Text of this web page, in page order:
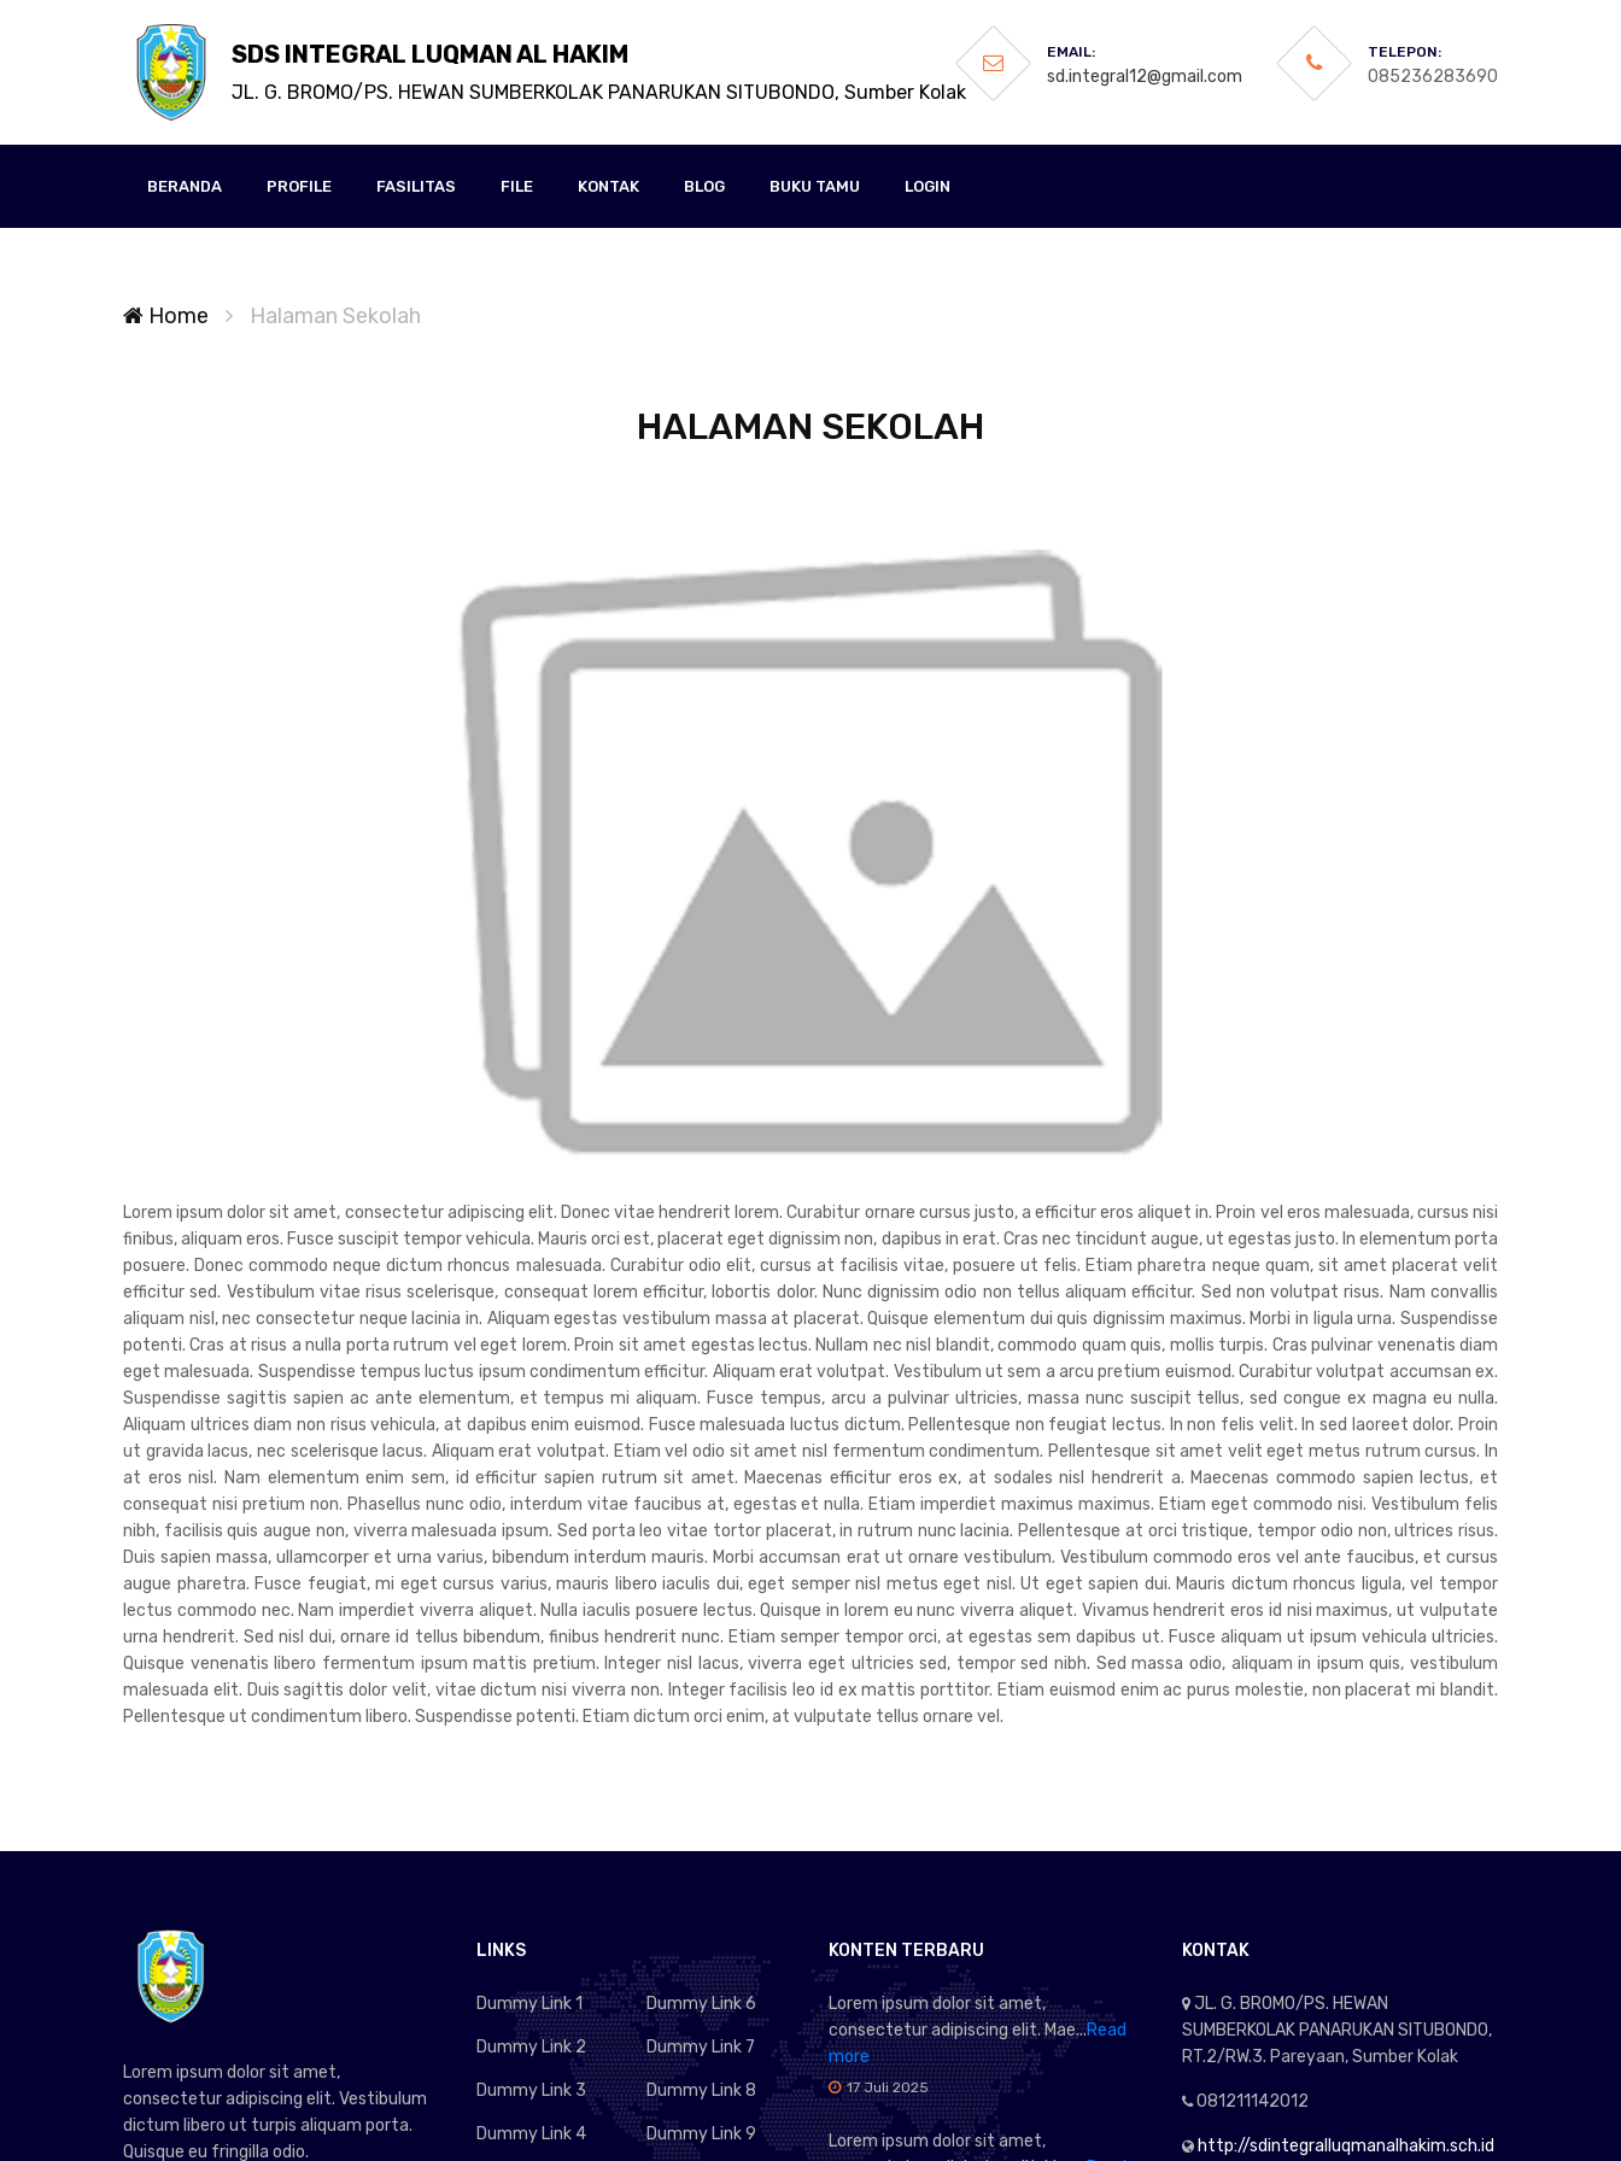
SDS INTEGRAL LUQMAN AL HAKIM
JL. G. BROMO/PS. HEWAN SUMBERKOLAK PANARUKAN SITUBONDO, Sumber Kolak
EMAIL:
sd.integral12@gmail.com
TELEPON:
085236283690
BERANDA PROFILE FASILITAS FILE KONTAK BLOG BUKU TAMU LOGIN
Home Halaman Sekolah
HALAMAN SEKOLAH
Lorem ipsum dolor sit amet, consectetur adipiscing elit. Donec vitae hendrerit lorem. Curabitur ornare cursus justo, a efficitur eros aliquet in. Proin vel eros malesuada, cursus nisi
finibus, aliquam eros. Fusce suscipit tempor vehicula. Mauris orci est, placerat eget dignissim non, dapibus in erat. Cras nec tincidunt augue, ut egestas justo. In elementum porta
posuere. Donec commodo neque dictum rhoncus malesuada. Curabitur odio elit, cursus at facilisis vitae, posuere ut felis. Etiam pharetra neque quam, sit amet placerat velit
efficitur sed. Vestibulum vitae risus scelerisque, consequat lorem efficitur, lobortis dolor. Nunc dignissim odio non tellus aliquam efficitur. Sed non volutpat risus. Nam convallis
aliquam nisl, nec consectetur neque lacinia in. Aliquam egestas vestibulum massa at placerat. Quisque elementum dui quis dignissim maximus. Morbi in ligula urna. Suspendisse
potenti. Cras at risus a nulla porta rutrum vel eget lorem. Proin sit amet egestas lectus. Nullam nec nisl blandit, commodo quam quis, mollis turpis. Cras pulvinar venenatis diam
eget malesuada. Suspendisse tempus luctus ipsum condimentum efficitur. Aliquam erat volutpat. Vestibulum ut sem a arcu pretium euismod. Curabitur volutpat accumsan ex.
Suspendisse sagittis sapien ac ante elementum, et tempus mi aliquam. Fusce tempus, arcu a pulvinar ultricies, massa nunc suscipit tellus, sed congue ex magna eu nulla.
Aliquam ultrices diam non risus vehicula, at dapibus enim euismod. Fusce malesuada luctus dictum. Pellentesque non feugiat lectus. In non felis velit. In sed laoreet dolor. Proin
ut gravida lacus, nec scelerisque lacus. Aliquam erat volutpat. Etiam vel odio sit amet nisl fermentum condimentum. Pellentesque sit amet velit eget metus rutrum cursus. In
at eros nisl. Nam elementum enim sem, id efficitur sapien rutrum sit amet. Maecenas efficitur eros ex, at sodales nisl hendrerit a. Maecenas commodo sapien lectus, et
consequat nisi pretium non. Phasellus nunc odio, interdum vitae faucibus at, egestas et nulla. Etiam imperdiet maximus maximus. Etiam eget commodo nisi. Vestibulum felis
nibh, facilisis quis augue non, viverra malesuada ipsum. Sed porta leo vitae tortor placerat, in rutrum nunc lacinia. Pellentesque at orci tristique, tempor odio non, ultrices risus.
Duis sapien massa, ullamcorper et urna varius, bibendum interdum mauris. Morbi accumsan erat ut ornare vestibulum. Vestibulum commodo eros vel ante faucibus, et cursus
augue pharetra. Fusce feugiat, mi eget cursus varius, mauris libero iaculis dui, eget semper nisl metus eget nisl. Ut eget sapien dui. Mauris dictum rhoncus ligula, vel tempor
lectus commodo nec. Nam imperdiet viverra aliquet. Nulla iaculis posuere lectus. Quisque in lorem eu nunc viverra aliquet. Vivamus hendrerit eros id nisi maximus, ut vulputate
urna hendrerit. Sed nisl dui, ornare id tellus bibendum, finibus hendrerit nunc. Etiam semper tempor orci, at egestas sem dapibus ut. Fusce aliquam ut ipsum vehicula ultricies.
Quisque venenatis libero fermentum ipsum mattis pretium. Integer nisl lacus, viverra eget ultricies sed, tempor sed nibh. Sed massa odio, aliquam in ipsum quis, vestibulum
malesuada elit. Duis sagittis dolor velit, vitae dictum nisi viverra non. Integer facilisis leo id ex mattis porttitor. Etiam euismod enim ac purus molestie, non placerat mi blandit.
Pellentesque ut condimentum libero. Suspendisse potenti. Etiam dictum orci enim, at vulputate tellus ornare vel.
Lorem ipsum dolor sit amet,
consectetur adipiscing elit. Vestibulum
dictum libero ut turpis aliquam porta.
Quisque eu fringilla odio.
LINKS
Dummy Link 1
Dummy Link 2
Dummy Link 3
Dummy Link 4
Dummy Link 6
Dummy Link 7
Dummy Link 8
Dummy Link 9
KONTEN TERBARU
Lorem ipsum dolor sit amet,
consectetur adipiscing elit. Mae...Read
more
17 Juli 2025
Lorem ipsum dolor sit amet,
KONTAK
JL. G. BROMO/PS. HEWAN
SUMBERKOLAK PANARUKAN SITUBONDO,
RT.2/RW.3. Pareyaan, Sumber Kolak
081211142012
http://sdintegralluqmanalhakim.sch.id